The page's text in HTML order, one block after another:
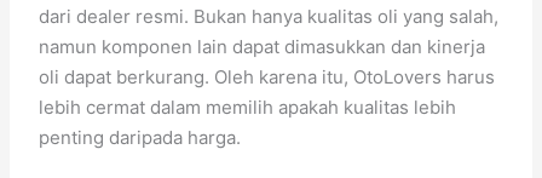
dari dealer resmi. Bukan hanya kualitas oli yang salah,
namun komponen lain dapat dimasukkan dan kinerja
oli dapat berkurang. Oleh karena itu, OtoLovers harus
lebih cermat dalam memilih apakah kualitas lebih
penting daripada harga.